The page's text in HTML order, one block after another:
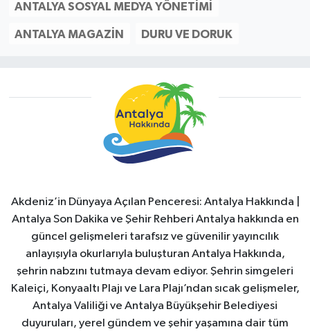
ANTALYA SOSYAL MEDYA YÖNETIMI
ANTALYA MAGAZIN DURU VE DORUK
Akdeniz’in Dünyaya Açılan Penceresi: Antalya Hakkında |
Antalya Son Dakika ve Şehir Rehberi Antalya hakkında en
güncel gelişmeleri tarafsız ve güvenilir yayıncılık
anlayışıyla okurlarıyla buluşturan Antalya Hakkında,
şehrin nabzını tutmaya devam ediyor. Şehrin simgeleri
Kaleiçi, Konyaaltı Plajı ve Lara Plajı’ndan sıcak gelişmeler,
Antalya Valiliği ve Antalya Büyükşehir Belediyesi
duyuruları, yerel gündem ve şehir yaşamına dair tüm